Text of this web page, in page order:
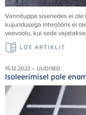
Vannituppa sisenedes ei
kujundusega interjööris ei
veevoolu, kui seda
LOE ARTIKLIT
15.12.2022 – UUDISED
Isoleerimisel pole